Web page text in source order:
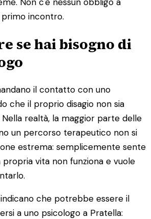
incontro.
se hai bisogno di
il contatto con uno
che il proprio disagio non sia
realtà, la maggior parte delle
un percorso terapeutico non si
estrema: semplicemente sente
vita non funziona e vuole
che potrebbe essere il
a uno psicologo a Pratella: